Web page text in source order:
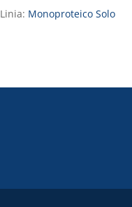
Linia: Monoproteico Solo